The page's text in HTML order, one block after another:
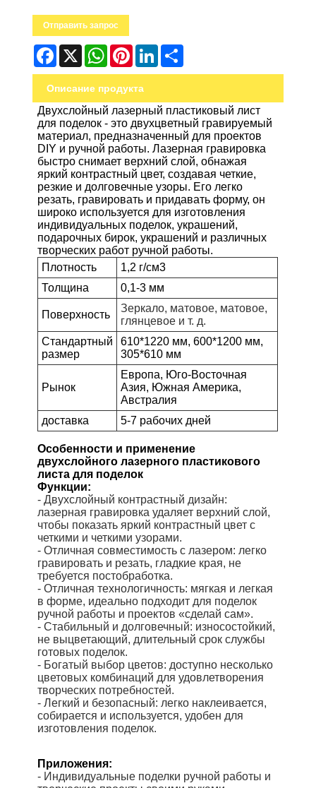
Отправить запрос
Facebook
X WhatsAppPinterestLinkedInShare
Описание продукта
Двухслойный лазерный пластиковый лист
для поделок- это двухцветный гравируемый
материал, предназначенный для проектов
DIY и ручной работы. Лазерная гравировка
быстро снимает верхний слой, обнажая
яркий контрастный цвет, создавая четкие,
резкие и долговечные узоры. Его легко
резать, гравировать и придавать форму, он
широко используется для изготовления
индивидуальных поделок, украшений,
подарочных бирок, украшений и различных
творческих работ ручной работы.
Плотность
1,2 г/см3
Толщина
0,1-3 мм
Поверхность
Зеркало, матовое, матовое,
глянцевое и т. д.
Стандартный
размер
610*1220 мм, 600*1200 мм,
305*610 мм
Рынок
Европа, Юго-Восточная
Азия, Южная Америка,
Австралия
доставка
5-7 рабочих дней
Особенности и применение
двухслойного лазерного пластикового
листа для поделок
Функции:
- Двухслойный контрастный дизайн:
лазерная гравировка удаляет верхний слой,
чтобы показать яркий контрастный цвет с
четкими и четкими узорами.
- Отличная совместимость с лазером: легко
гравировать и резать, гладкие края, не
требуется постобработка.
- Отличная технологичность: мягкая и легкая
в форме, идеально подходит для поделок
ручной работы и проектов «сделай сам».
- Стабильный и долговечный: износостойкий,
не выцветающий, длительный срок службы
готовых поделок.
- Богатый выбор цветов: доступно несколько
цветовых комбинаций для удовлетворения
творческих потребностей.
-Легкий и безопасный: легко наклеивается,
собирается и используется, удобен для
изготовления поделок.
Приложения:
- Индивидуальные поделки ручной работы и